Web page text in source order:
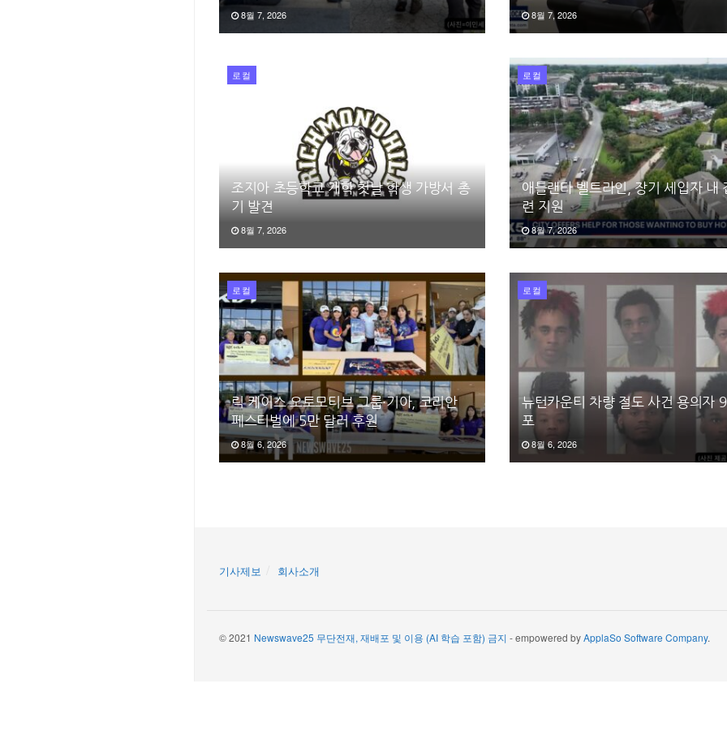
8월 7, 2026 8월 7, 2026
로컬
조지아 초등학교 개학 첫날 학생 가방서 총
기 발견
8월 7, 2026
로컬
애틀랜타 벨트라인, 장기 세입자 내
련 지원
8월 7, 2026
로컬
릭 케이스 오토모티브 그룹·기아, 코리안
페스티벌에 5만 달러 후원
8월 6, 2026
로컬
뉴턴카운티 차량 절도 사건 용의자
포
8월 6, 2026
기사제보 회사소개
© 2021 Newswave25 무단전재, 재배포 및 이용 (AI 학습 포함) 금지 - empowered byApplaSo Software Company.